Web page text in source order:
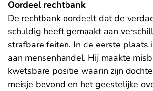
Oordeel rechtbank
De rechtbank oordeelt dat de
schuldig heeft gemaakt aan
strafbare feiten. In de eerste plaats
aan mensenhandel. Hij maakte
kwetsbare positie waarin zijn
meisje bevond en het geestelijke